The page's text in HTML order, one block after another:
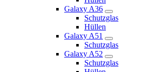
Galaxy A36
Schutzglas
Hüllen
Galaxy A51
Schutzglas
Galaxy A52
Schutzglas